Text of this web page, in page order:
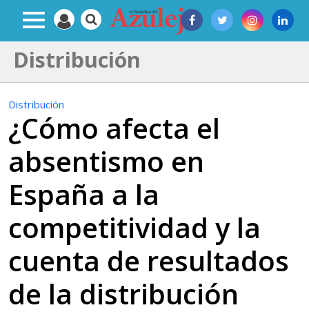
Distribución
Distribución
¿Cómo afecta el
absentismo en
España a la
competitividad y la
cuenta de resultados
de la distribución